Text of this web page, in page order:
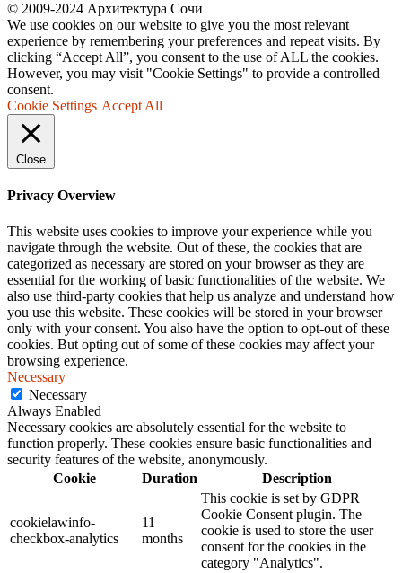
© 2009-2024 Архитектура Сочи
We use cookies on our website to give you the most relevant
experience by remembering your preferences and repeat visits. By
clicking “Accept All”, you consent to the use of ALL the cookies.
However, you may visit "Cookie Settings" to provide a controlled
consent.
Cookie Settings Accept All
Close
Privacy Overview
This website uses cookies to improve your experience while you
navigate through the website. Out of these, the cookies that are
categorized as necessary are stored on your browser as they are
essential for the working of basic functionalities of the website. We
also use third-party cookies that help us analyze and understand how
you use this website. These cookies will be stored in your browser
only with your consent. You also have the option to opt-out of these
cookies. But opting out of some of these cookies may affect your
browsing experience.
Necessary
Necessary
Always Enabled
Necessary cookies are absolutely essential for the website to
function properly. These cookies ensure basic functionalities and
security features of the website, anonymously.
Cookie
Duration Description
cookielawinfo-
checkbox-analytics
11
months
This cookie is set by GDPR
Cookie Consent plugin. The
cookie is used to store the user
consent for the cookies in the
category "Analytics".